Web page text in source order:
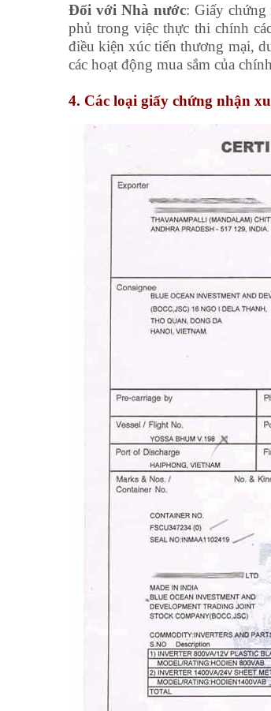
Đối với Nhà nước: Giấy chứng
phủ trong việc thực thi chính
điều kiện xúc tiến thương mại,
các hoạt động mua sắm của
4. Các loại giấy chứng nhận